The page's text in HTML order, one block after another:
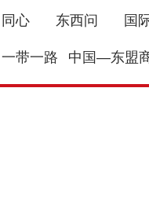
同心 东西问 国
一带一路 中国—东盟